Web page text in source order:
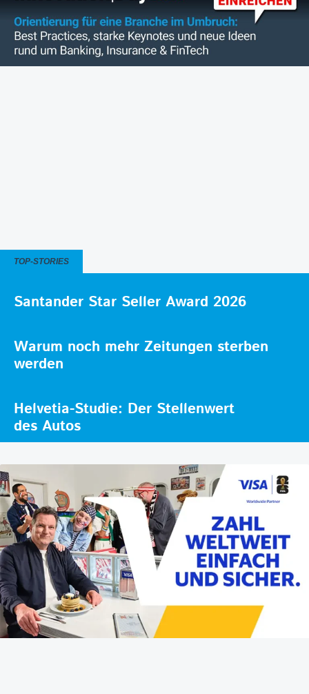
TOP-STORIES
Santander Star Seller Award 2026
Warum noch mehr Zeitungen sterben
werden
Helvetia-Studie: Der Stellenwert
des Autos